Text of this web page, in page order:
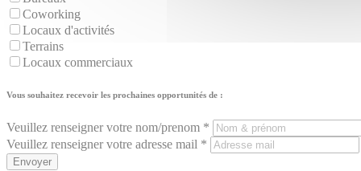
Coworking
Locaux d'activités
Terrains
Locaux commerciaux
Vous souhaitez recevoir les prochaines opportunités de :
Veuillez renseigner votre nom/prenom *
Veuillez renseigner votre adresse mail *
Envoyer